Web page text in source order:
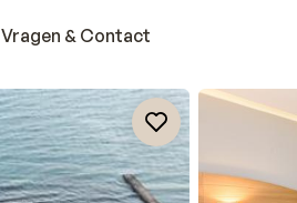
Vragen & Contact